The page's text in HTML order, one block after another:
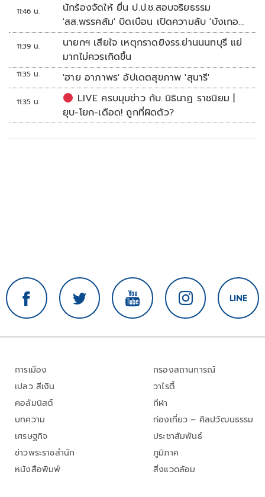
11:46 น.
นักร้องจัดให้ ยื่น ป.ป.ช.สอบจริยธรรม
'สส.พรรคส้ม' บิดเบือน เปิดความลับ 'บังเกอร์
ทหาร'
11:39 น.
นายกฯ เสียใจ เหตุกราดยิงรร.ย่านนนทบุรี แย่
มากไม่ควรเกิดขึ้น
11:35 น. 'ฮาย อาภาพร' อัปเดตสุขภาพ 'สุนารี'
11:35 น.
LIVE ครบมุมข่าว กับ..นิธินาฏ ราชนิยม |
ยุบ-โยก-เดือด! ถูกที่ผิดตัว?
การเมือง
เปลว สีเงิน
คอลัมนิสต์
บทความ
เศรษฐกิจ
ข่าวพระราชสำนัก
หนังสือพิมพ์
กรองสถานการณ์
วาไรตี้
กีฬา
ท่องเที่ยว – ศิลปวัฒนธรรม
ประชาสัมพันธ์
ภูมิภาค
สิ่งแวดล้อม